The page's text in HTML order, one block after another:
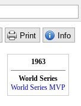
1963
World Series
World Series MVP